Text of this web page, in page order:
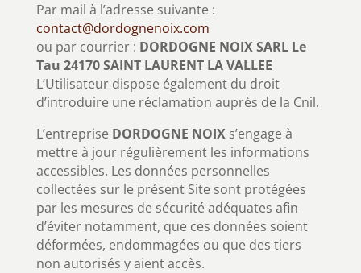
Par mail à l’adresse suivante :
contact@dordognenoix.com
ou par courrier : DORDOGNE NOIX SARL Le
Tau 24170 SAINT LAURENT LA VALLEE
L’Utilisateur dispose également du droit
d’introduire une réclamation auprès de la Cnil.
L’entreprise DORDOGNE NOIXs’engage à
mettre à jour régulièrement les informations
accessibles. Les données personnelles
collectées sur le présent Site sont protégées
par les mesures de sécurité adéquates afin
d’éviter notamment, que ces données soient
déformées, endommagées ou que des tiers
non autorisés y aient accès.